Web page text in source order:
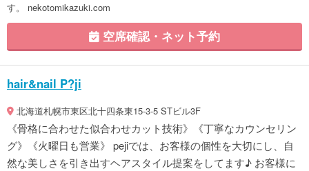
す。 nekotomikazuki.com
空席確認・ネット予約
hair&nail P?ji
北海道札幌市東区北十四条東15-3-5 STビル3F
《骨格に合わせた似合わせカット技術》《丁寧なカウンセリン
グ》《火曜日も営業》 pejiでは、お客様の個性を大切にし、自
然な美しさを引き出すヘアスタイル提案をしてます♪ お客様に